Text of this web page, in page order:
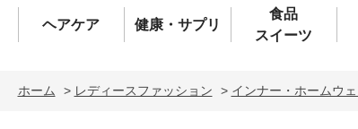
ヘアケア 健康・サプリ
食品
スイーツ
ホーム > レディースファッション > インナー・ホームウ